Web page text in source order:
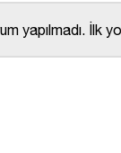
yapılmadı. İlk